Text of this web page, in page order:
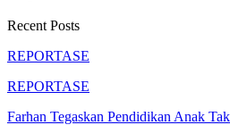
Recent Posts
REPORTASE
REPORTASE
Farhan Tegaskan Pendidikan Anak